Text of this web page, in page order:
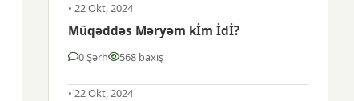
• 22 Okt, 2024
Müqəddəs Məryəm kİm İdİ?
0 Şərh 568 baxış
• 22 Okt, 2024